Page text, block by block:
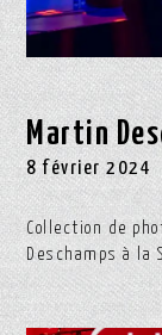
Martin
8 février 2024
Collection de
Deschamps à la